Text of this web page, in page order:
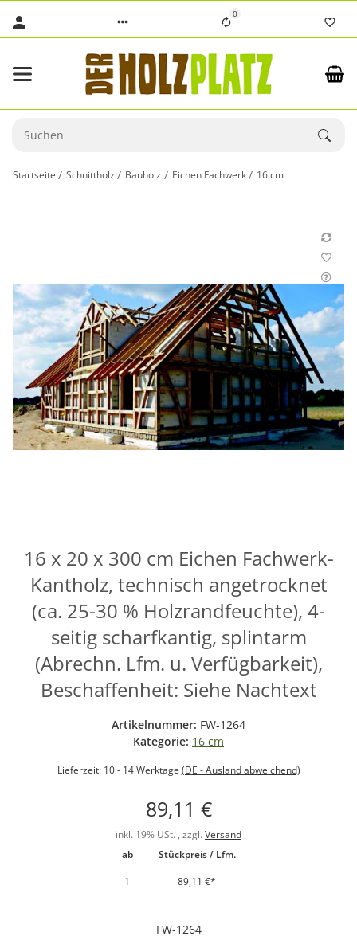
0
Startseite Schnittholz Bauholz Eichen Fachwerk 16 cm
16 x 20 x 300 cm Eichen Fachwerk-
Kantholz, technisch angetrocknet
(ca. 25-30 % Holzrandfeuchte), 4-
seitig scharfkantig, splintarm
(Abrechn. Lfm. u. Verfügbarkeit),
Beschaffenheit: Siehe Nachtext
Artikelnummer: FW-1264
Kategorie: 16 cm
Lieferzeit: 10 - 14 Werktage (DE - Ausland abweichend)
89,11 €
inkl. 19% USt. , zzgl. Versand
ab
Stückpreis / Lfm.
1
89,11 €*
FW-1264